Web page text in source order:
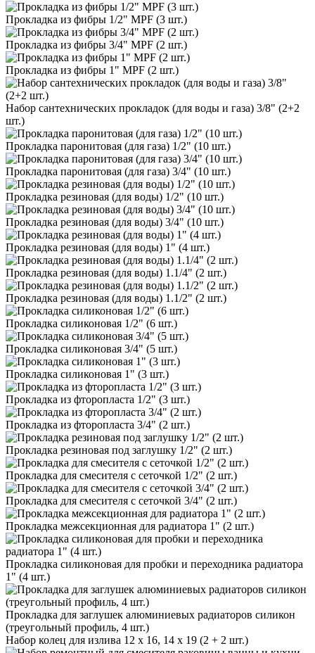
Прокладка из фибры 1/2" MPF (3 шт.)
Прокладка из фибры 3/4" MPF (2 шт.)
Прокладка из фибры 1" MPF (2 шт.)
Набор сантехнических прокладок (для воды и газа) 3/8" (2+2
шт.)
Прокладка паронитовая (для газа) 1/2" (10 шт.)
Прокладка паронитовая (для газа) 3/4" (10 шт.)
Прокладка резиновая (для воды) 1/2" (10 шт.)
Прокладка резиновая (для воды) 3/4" (10 шт.)
Прокладка резиновая (для воды) 1" (4 шт.)
Прокладка резиновая (для воды) 1.1/4" (2 шт.)
Прокладка резиновая (для воды) 1.1/2" (2 шт.)
Прокладка силиконовая 1/2" (6 шт.)
Прокладка силиконовая 3/4" (5 шт.)
Прокладка силиконовая 1" (3 шт.)
Прокладка из фторопласта 1/2" (3 шт.)
Прокладка из фторопласта 3/4" (2 шт.)
Прокладка резиновая под заглушку 1/2" (2 шт.)
Прокладка для смесителя с сеточкой 1/2" (2 шт.)
Прокладка для смесителя с сеточкой 3/4" (2 шт.)
Прокладка межсекционная для радиатора 1" (2 шт.)
Прокладка силиконовая для пробки и переходника радиатора
1" (4 шт.)
Прокладка для заглушек алюминиевых радиаторов силикон
(треугольный профиль, 4 шт.)
Набор колец для излива 12 х 16, 14 х 19 (2 + 2 шт.)